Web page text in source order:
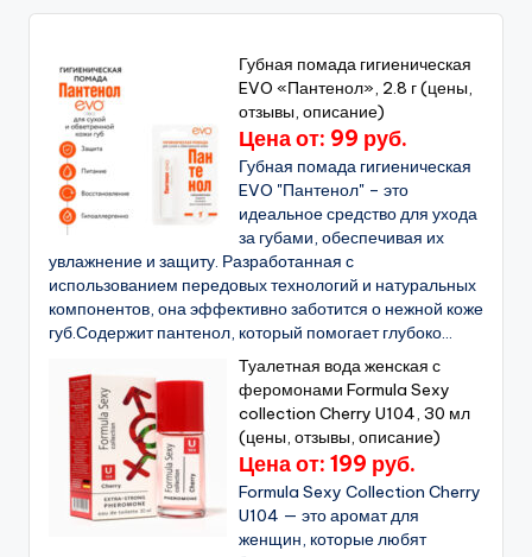
Губная помада гигиеническая
EVO «Пантенол», 2.8 г (цены,
отзывы, описание)
Цена от: 99 руб.
Губная помада гигиеническая
EVO "Пантенол" – это
идеальное средство для ухода
за губами, обеспечивая их
увлажнение и защиту. Разработанная с
использованием передовых технологий и натуральных
компонентов, она эффективно заботится о нежной коже
губ.Содержит пантенол, который помогает глубоко...
Туалетная вода женская с
феромонами Formula Sexy
collection Cherry U104, 30 мл
(цены, отзывы, описание)
Цена от: 199 руб.
Formula Sexy Collection Cherry
U104 — это аромат для
женщин, которые любят